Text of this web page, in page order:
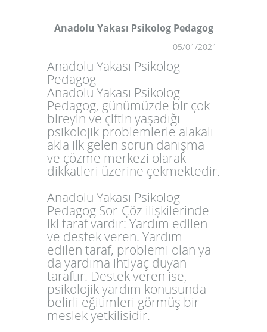
Anadolu Yakası Psikolog Pedagog
05/01/2021
Anadolu Yakası Psikolog
Pedagog
Anadolu Yakası Psikolog
Pedagog, günümüzde bir çok
bireyin ve çiftin yaşadığı
psikolojik problemlerle alakalı
akla ilk gelen sorun danışma
ve çözme merkezi olarak
dikkatleri üzerine çekmektedir.
Anadolu Yakası Psikolog
Pedagog Sor-Çöz ilişkilerinde
iki taraf vardır: Yardım edilen
ve destek veren. Yardım
edilen taraf, problemi olan ya
da yardıma ihtiyaç duyan
taraftır. Destek veren ise,
psikolojik yardım konusunda
belirli eğitimleri görmüş bir
meslek yetkilisidir.